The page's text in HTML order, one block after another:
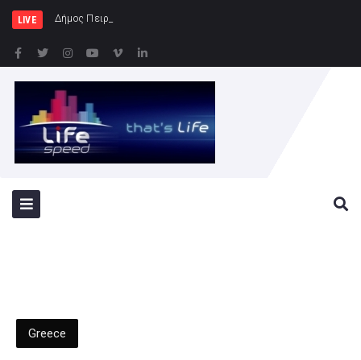
LIVE Δήμος Πειραιά : Συγκέντρωση ει
Greece